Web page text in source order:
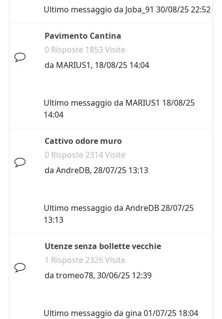
Ultimo messaggio da Joba_91 30/08/25 22:52
Pavimento Cantina
0 Risposte 1853 Visite
da MARIUS1, 18/08/25 14:04
Ultimo messaggio da MARIUS1 18/08/25
14:04
Cattivo odore muro
0 Risposte 2314 Visite
da AndreDB, 28/07/25 13:13
Ultimo messaggio da AndreDB28/07/25
13:13
Utenze senza bollette vecchie
1 Risposte 2326 Visite
da tromeo78, 30/06/25 12:39
Ultimo messaggio da gina 01/07/25 18:04